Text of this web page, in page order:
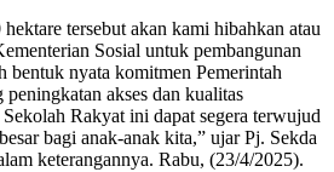
tersebut akan kami hibahkan atau
Sosial untuk pembangunan
bentuk nyata komitmen Pemerintah
akses dan kualitas
Rakyat ini dapat segera terwujud
bagi anak-anak kita,” ujar Pj. Sekda
keterangannya. Rabu, (23/4/2025).